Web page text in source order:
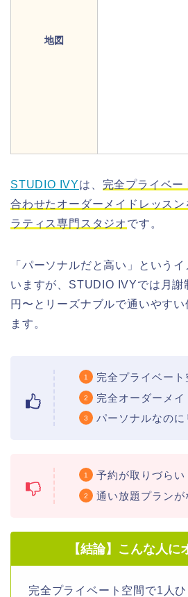
地図
STUDIO IVYは、 完全プライベー
合わせたオーダーメイドレッス
ラティス専門スタジオ です。
「パーソナルだと高い」という
いますが、STUDIO IVYでは月
円〜とリーズナブルで通いやす
ます。
完全プライベート
完全オーダーメイ
パーソナルなの
予約が取りづらい
通い放題プランが
【結論】こんな人に
完全プライベート空間で1人